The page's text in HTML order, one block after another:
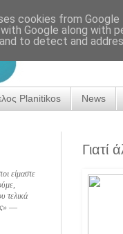
Planitikos News
Γιατί
είμαστε
τελικά
―
cookies from
Google along with
to detect and